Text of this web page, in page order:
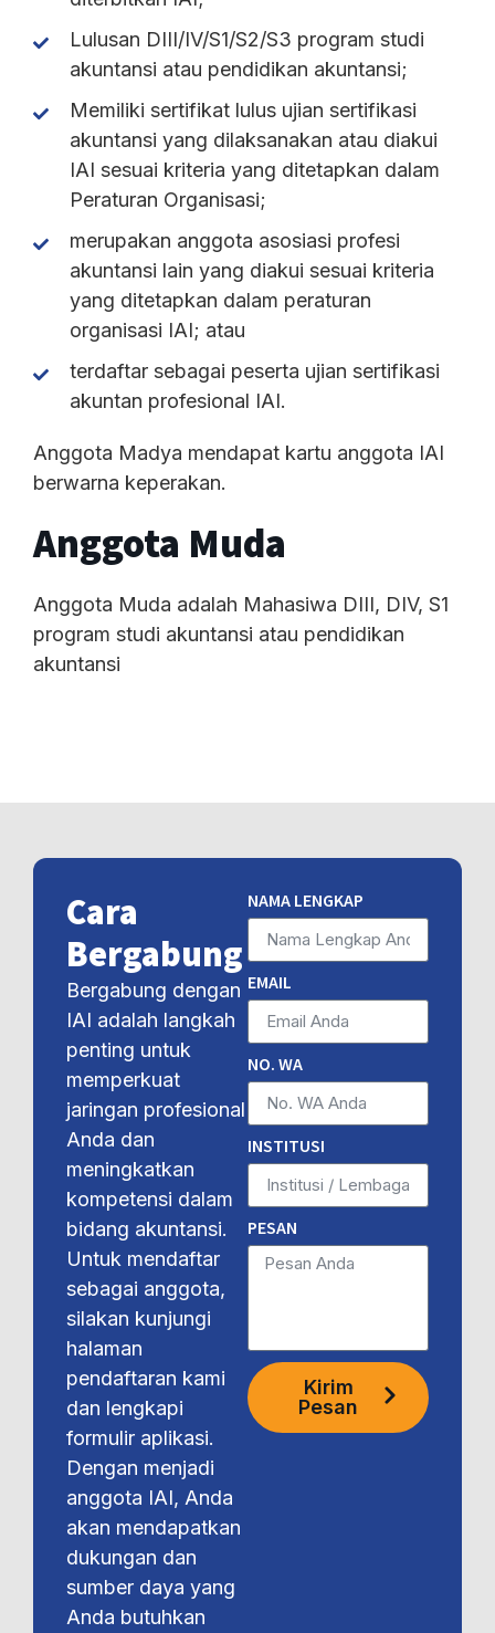
Lulusan DIII/IV/S1/S2/S3 program studi
akuntansi atau pendidikan akuntansi;
Memiliki sertifikat lulus ujian sertifikasi
akuntansi yang dilaksanakan atau diakui
IAI sesuai kriteria yang ditetapkan dalam
Peraturan Organisasi;
merupakan anggota asosiasi profesi
akuntansi lain yang diakui sesuai kriteria
yang ditetapkan dalam peraturan
organisasi IAI; atau
terdaftar sebagai peserta ujian sertifikasi
akuntan profesional IAI.
Anggota Madya mendapat kartu anggota IAI
berwarna keperakan.
Anggota Muda
Anggota Muda adalah Mahasiwa DIII, DIV, S1
program studi akuntansi atau pendidikan
akuntansi
Cara
Bergabung
Bergabung dengan
IAI adalah langkah
penting untuk
memperkuat
jaringan profesional
Anda dan
meningkatkan
kompetensi dalam
bidang akuntansi.
Untuk mendaftar
sebagai anggota,
silakan kunjungi
halaman
pendaftaran kami
dan lengkapi
formulir aplikasi.
Dengan menjadi
anggota IAI, Anda
akan mendapatkan
dukungan dan
sumber daya yang
Anda butuhkan
NAMA LENGKAP
EMAIL
NO. WA
INSTITUSI
PESAN
Kirim
Pesan